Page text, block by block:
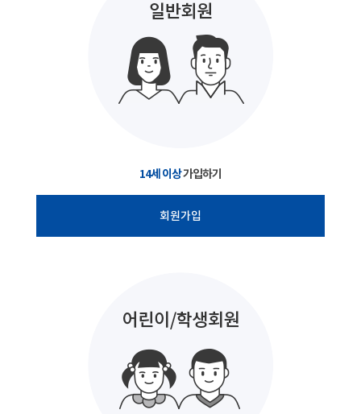
14세 이상가입하기
회원가입